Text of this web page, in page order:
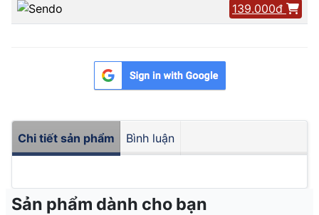
139.000đ
Chi tiết sản phẩm Bình luận
Sản phẩm dành cho bạn